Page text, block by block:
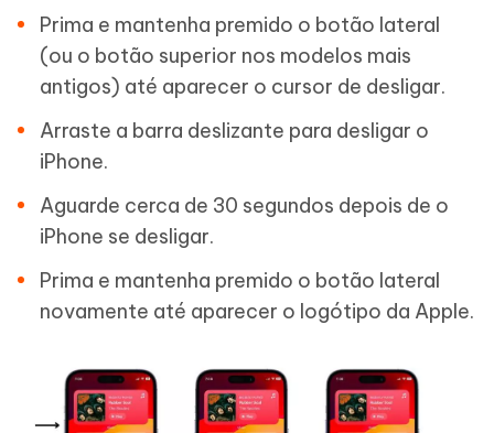
Prima e mantenha premido o botão lateral
(ou o botão superior nos modelos mais
antigos) até aparecer o cursor de desligar.
Arraste a barra deslizante para desligar o
iPhone.
Aguarde cerca de 30 segundos depois de o
iPhone se desligar.
Prima e mantenha premido o botão lateral
novamente até aparecer o logótipo da Apple.